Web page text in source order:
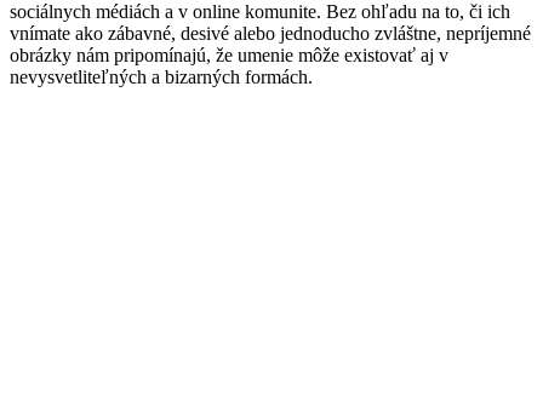
sociálnych médiách a v online komunite. Bez ohľadu na to, či ich
vnímate ako zábavné, desivé alebo jednoducho zvláštne, nepríjemné
obrázky nám pripomínajú, že umenie môže existovať aj v
nevysvetliteľných a bizarných formách.